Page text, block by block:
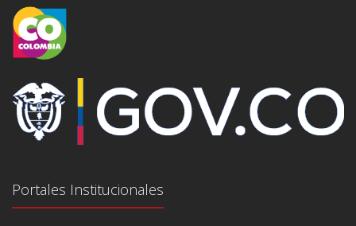
Portales Institucionales